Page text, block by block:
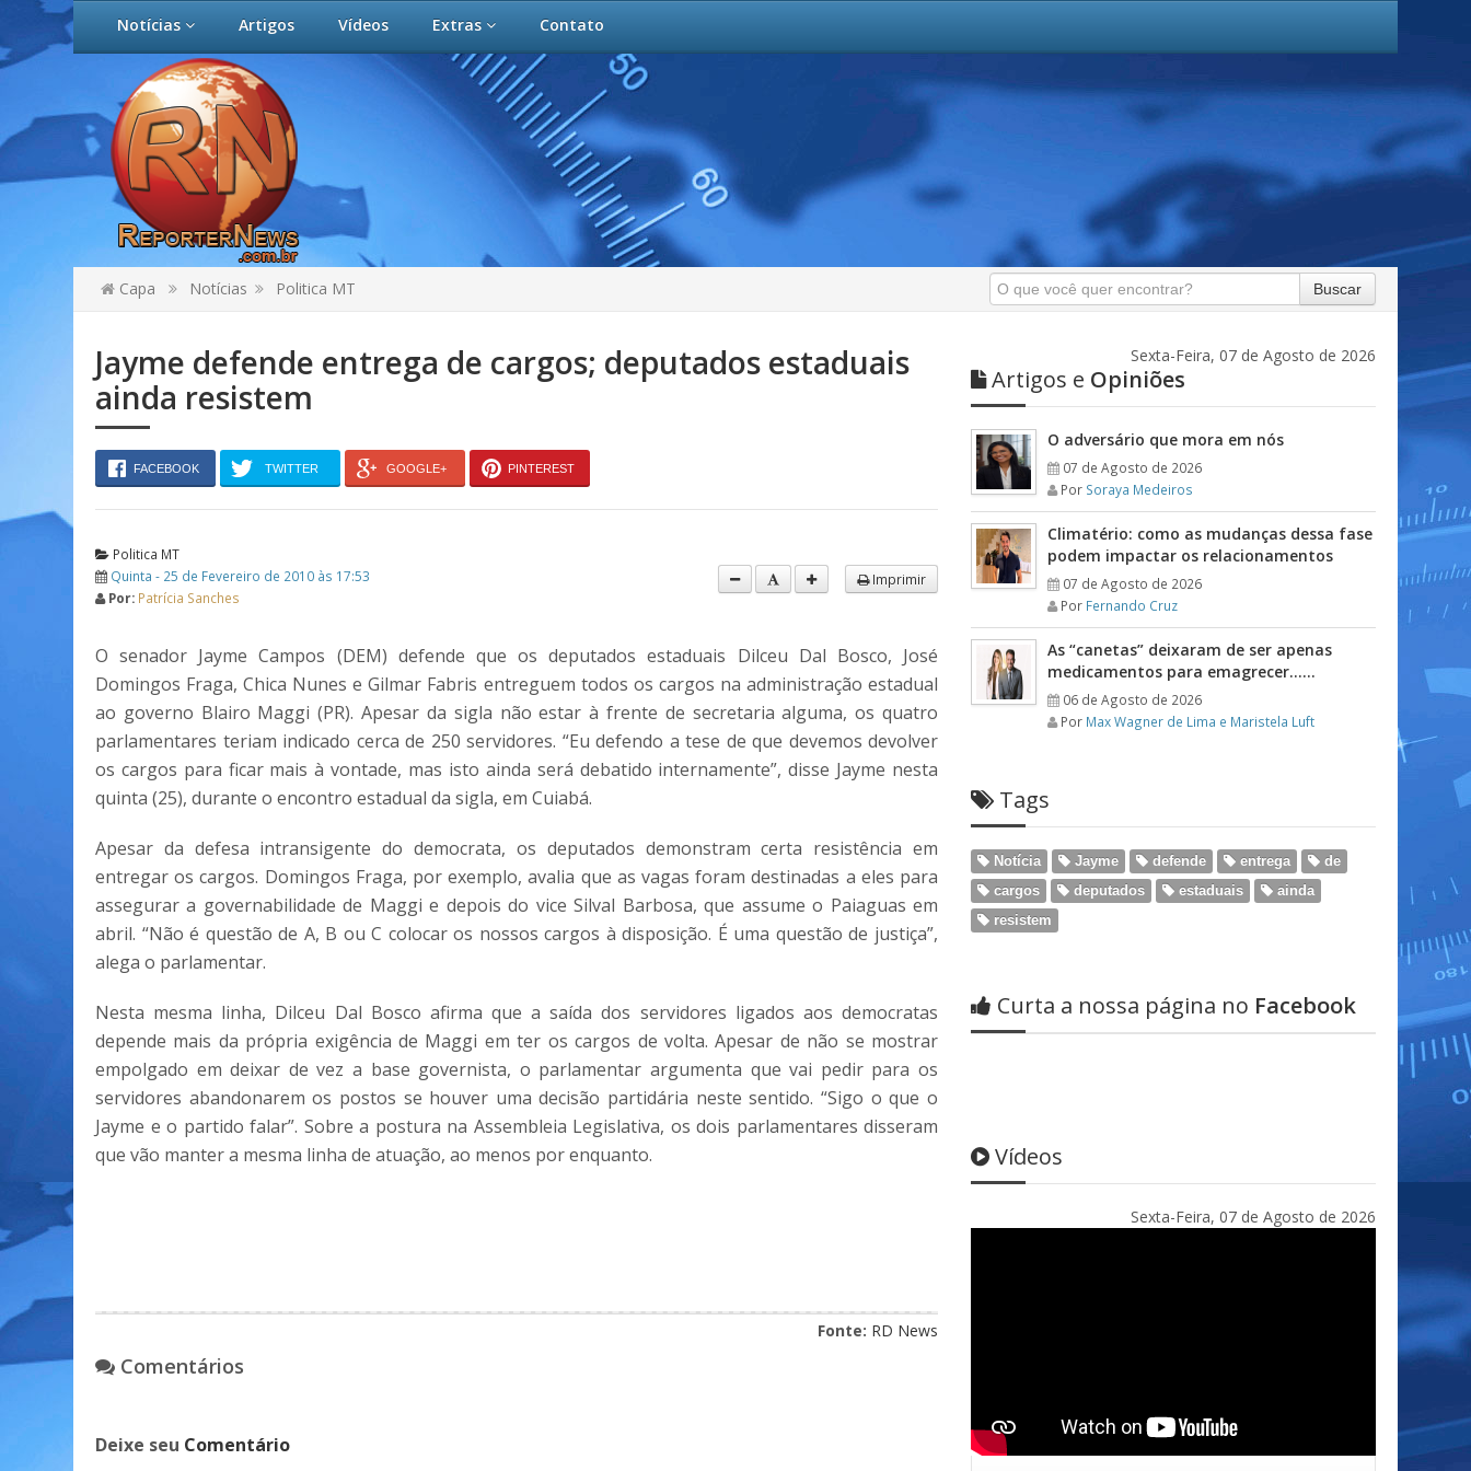
Notícias Artigos Vídeos Extras Contato
Capa Notícias Politica MT Buscar
Jayme defende entrega de cargos; deputados estaduais
ainda resistem
FACEBOOK TWITTER GOOGLE+ PINTEREST
Politica MT
Quinta - 25 de Fevereiro de 2010 às 17:53
Por: Patrícia Sanches
Imprimir
O senador Jayme Campos (DEM) defende que os deputados estaduais Dilceu Dal Bosco, José
Domingos Fraga, Chica Nunes e Gilmar Fabris entreguem todos os cargos na administração estadual
ao governo Blairo Maggi (PR). Apesar da sigla não estar à frente de secretaria alguma, os quatro
parlamentares teriam indicado cerca de 250 servidores. “Eu defendo a tese de que devemos devolver
os cargos para ficar mais à vontade, mas isto ainda será debatido internamente”, disse Jayme nesta
quinta (25), durante o encontro estadual da sigla, em Cuiabá.
Apesar da defesa intransigente do democrata, os deputados demonstram certa resistência em
entregar os cargos. Domingos Fraga, por exemplo, avalia que as vagas foram destinadas a eles para
assegurar a governabilidade de Maggi e depois do vice Silval Barbosa, que assume o Paiaguas em
abril. “Não é questão de A, B ou C colocar os nossos cargos à disposição. É uma questão de justiça”,
alega o parlamentar.
Nesta mesma linha, Dilceu Dal Bosco afirma que a saída dos servidores ligados aos democratas
depende mais da própria exigência de Maggi em ter os cargos de volta. Apesar de não se mostrar
empolgado em deixar de vez a base governista, o parlamentar argumenta que vai pedir para os
servidores abandonarem os postos se houver uma decisão partidária neste sentido. “Sigo o que o
Jayme e o partido falar”. Sobre a postura na Assembleia Legislativa, os dois parlamentares disseram
que vão manter a mesma linha de atuação, ao menos por enquanto.
Fonte: RD News
Comentários
Deixe seu Comentário
Sexta-Feira, 07 de Agosto de 2026
Artigos e Opiniões
O adversário que mora em nós
07 de Agosto de 2026
Por Soraya Medeiros
Climatério: como as mudanças dessa fase
podem impactar os relacionamentos
07 de Agosto de 2026
Por Fernando Cruz
As “canetas” deixaram de ser apenas
medicamentos para emagrecer……
06 de Agosto de 2026
Por Max Wagner de Lima e Maristela Luft
Tags
Notícia Jayme defende entrega
de
cargos
deputados estaduais
ainda
resistem
Curta a nossa página no Facebook
Vídeos
Sexta-Feira, 07 de Agosto de 2026